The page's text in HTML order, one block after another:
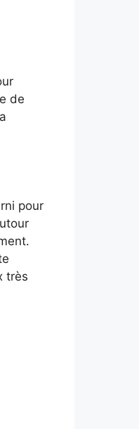
de
pour
très